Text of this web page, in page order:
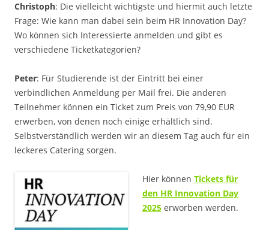
Christoph: Die vielleicht wichtigste und hiermit auch letzte
Frage: Wie kann man dabei sein beim HR Innovation Day?
Wo können sich Interessierte anmelden und gibt es
verschiedene Ticketkategorien?
Peter: Für Studierende ist der Eintritt bei einer
verbindlichen Anmeldung per Mail frei. Die anderen
Teilnehmer können ein Ticket zum Preis von 79,90 EUR
erwerben, von denen noch einige erhältlich sind.
Selbstverständlich werden wir an diesem Tag auch für ein
leckeres Catering sorgen.
Hier können Tickets für
den HR Innovation Day
2025 erworben werden.